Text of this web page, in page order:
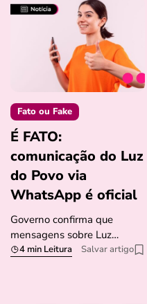
Fato ou Fake
É FATO:
comunicação do Luz
do Povo via
WhatsApp é oficial
Governo confirma que
mensagens sobre Luz…
4 min Leitura Salvar artigo